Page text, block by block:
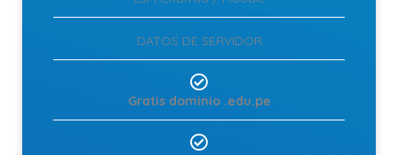
DATOS DE SERVIDOR
Gratis dominio .edu.pe